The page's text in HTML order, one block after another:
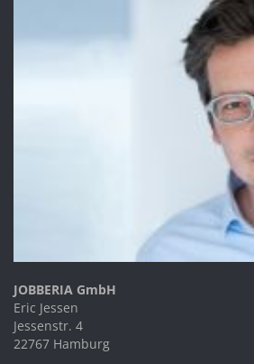
JOBBERIA GmbH
Eric Jessen
Jessenstr. 4
22767 Hamburg